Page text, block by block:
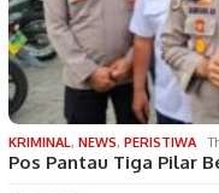
KRIMINAL, NEWS, PERISTIWA
Pos Pantau Tiga Pilar